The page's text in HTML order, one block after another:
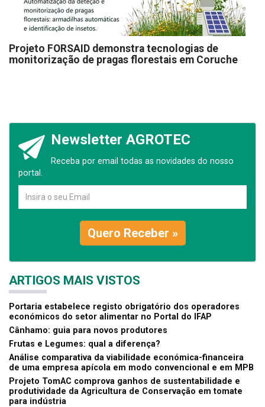
Projeto FORSAID demonstra tecnologias de
monitorização de pragas florestais em Coruche
Newsletter AGROTEC
Receba por email todas as novidades do nosso
portal.
Quero Receber »
ARTIGOS MAIS VISTOS
Portaria estabelece registo obrigatório dos operadores
económicos do setor alimentar no Portal do IFAP
Cânhamo: guia para novos produtores
Frutas e Legumes: qual a diferença?
Análise comparativa da viabilidade económica-financeira
de uma empresa apícola em modo convencional e em MPB
Projeto TomAC comprova ganhos de sustentabilidade e
produtividade da Agricultura de Conservação em tomate
para indústria